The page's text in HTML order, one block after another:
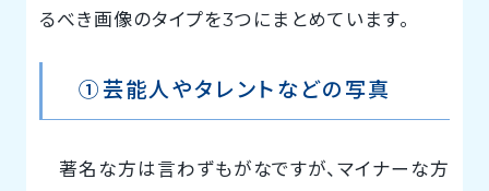
るべき画像のタイプを3つにまとめています。
①芸能人やタレントなどの写真
著名な方は言わずもがなですが、マイナーな方